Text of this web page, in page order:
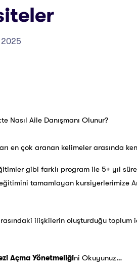
Nasıl Aile Danışmanı Olunur?
en çok aranan kelimeler arasında
gibi farklı program ile 5+ yıl
tamamlayan kursiyerlerimize
ilişkilerin oluşturduğu toplum
Açma Yönetmeliğini Okuyunuz…